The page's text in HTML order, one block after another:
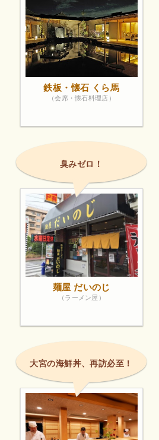
鉄板・懐石 くら馬
（会席・懐石料理店）
臭みゼロ！
麺屋 だいのじ
（ラーメン屋）
大宮の海鮮丼、再訪必至！